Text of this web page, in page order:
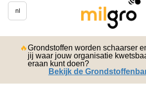
english
nl
🔥Grondstoffen worden schaarser
jij waar jouw organisatie
eraan kunt doen?
Bekijk de